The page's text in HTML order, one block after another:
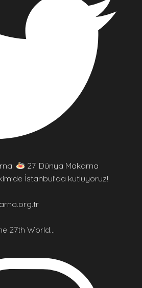
27. Dünya Makarna
İstanbul'da kutluyoruz!
27th World…